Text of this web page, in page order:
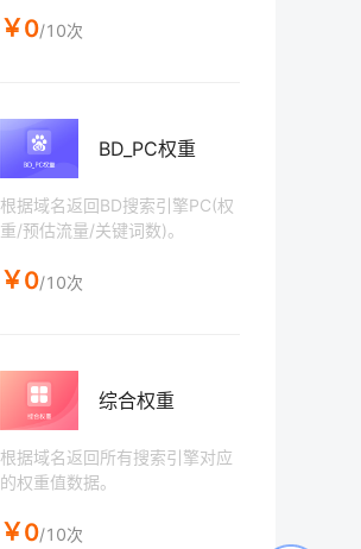
￥0/10次
BD_PC权重
根据域名返回BD搜索引擎PC(权
重/预估流量/关键词数)。
￥0/10次
综合权重
根据域名返回所有搜索引擎对应
的权重值数据。
￥0/10次